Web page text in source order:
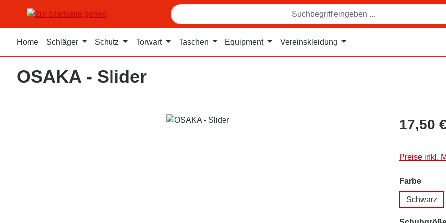
Hauptinhalt springen
Zur Suche springen
Zur Hauptnavigation springen
Home Schläger Schutz Torwart Taschen Equipment Vereinskleidung
OSAKA - Slider
17,50 €
Preise inkl.
Farbe
Schwarz